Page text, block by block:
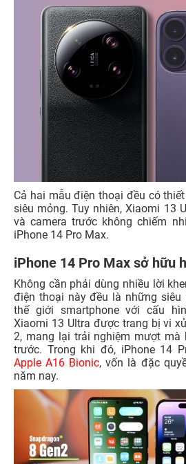
Cả hai mẫu điện thoại đều có
siêu mỏng. Tuy nhiên, Xiaomi 13
và camera trước không chiếm
iPhone 14 Pro Max.
iPhone 14 Pro Max sở hữu
Không cần phải dùng nhiều lời
điện thoại này đều là những siêu
thế giới smartphone với cấu
Xiaomi 13 Ultra được trang bị vi
2, mang lại trải nghiệm mượt mà
trước. Trong khi đó, iPhone 14
Apple A16 Bionic, vốn là đặc
năm nay.